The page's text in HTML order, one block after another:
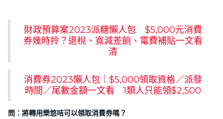
財政預算案2023派糖懶人包 $5,000元消費
券幾時拎？退稅、寬減差餉、電費補貼一文看
清
消費券2023懶人包｜$5,000領取資格／派發
時間／尾數金額一文看 1類人只能領$2,500
問：將轉用樂悠咭可以領取消費券嗎？